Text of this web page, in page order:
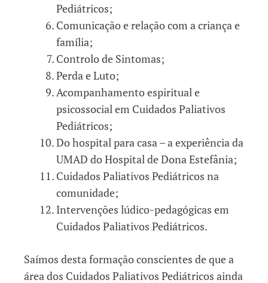
Pediátricos;
Comunicação e relação com a criança e
família;
Controlo de Sintomas;
Perda e Luto;
Acompanhamento espiritual e
psicossocial em Cuidados Paliativos
Pediátricos;
Do hospital para casa – a experiência da
UMAD do Hospital de Dona Estefânia;
Cuidados Paliativos Pediátricos na
comunidade;
Intervenções lúdico-pedagógicas em
Cuidados Paliativos Pediátricos.
Saímos desta formação conscientes de que a
área dos Cuidados Paliativos Pediátricos ainda